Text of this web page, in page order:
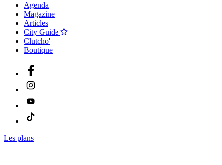
Agenda
Magazine
Articles
City Guide
Clutcho'
Boutique
Les plans